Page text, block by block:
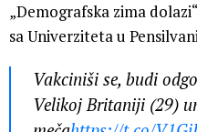
„Demografska zima
sa Univerziteta u
Vakciniši se, budi
Velikoj Britaniji (29)